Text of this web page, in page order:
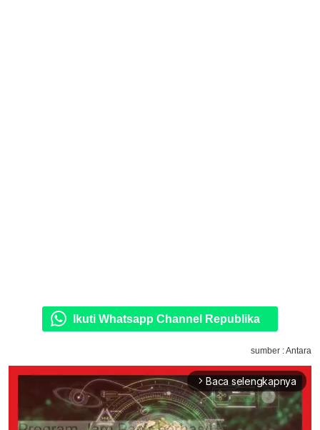
Ikuti Whatsapp Channel Republika
sumber : Antara
arrow_forward_ios Baca selengkapnya